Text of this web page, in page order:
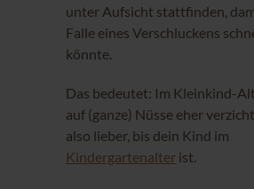
unter Aufsicht stattfinden,
Falle eines Verschluckens
könnte.
Das bedeutet: Im Kleinkind-
auf (ganze) Nüsse eher
also lieber, bis dein Kind im
Kindergartenalter ist.